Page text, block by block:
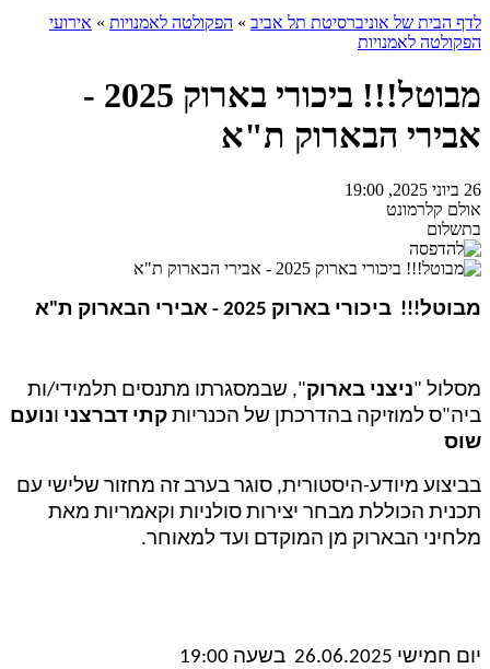
לדף הבית של אוניברסיטת תל אביב » הפקולטה לאמנויות » אירועי
הפקולטה לאמנויות
מבוטל!!! ביכורי בארוק 2025 -
אבירי הבארוק ת"א
26 ביוני 2025, 19:00
אולם קלרמונט
בתשלום
מבוטל!!! ביכורי בארוק 2025 - אבירי הבארוק ת"א
מסלול "ניצני בארוק", שבמסגרתו מתנסים תלמידי/ות
ביה"ס למוזיקה בהדרכתן של הכנריות קתי דברצני ונועם
שוס
בביצוע מיודע-היסטורית, סוגר בערב זה מחזור שלישי עם
תכנית הכוללת מבחר יצירות סולניות וקאמריות מאת
מלחיני הבארוק מן המוקדם ועד למאוחר.
יום חמישי 26.06.2025 בשעה 19:00